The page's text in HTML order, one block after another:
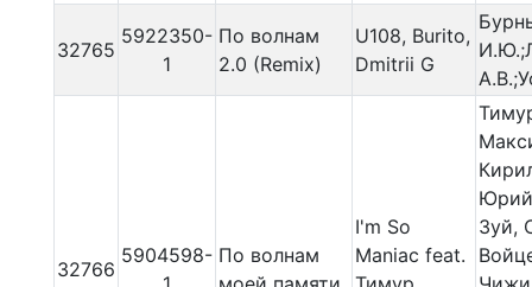
32765
5922350-
1
По волнам
2.0 (Remix)
U108, Burito,
Dmitrii G
32766
5904598- По волнам
I'm So
Maniac feat.
Юрий
Зуй,